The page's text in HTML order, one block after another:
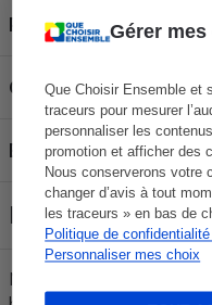
Gérer
Que Choisir Ensemble et
traceurs pour mesurer
personnaliser les
promotion et afficher des
Nous conserverons votre
changer d’avis à tout
les traceurs » en bas de
Politique de
Personnaliser mes choix
Plage de
Classe énergétique
Bruit annoncé
Réfrigérateur
Nombre d'étagères au-